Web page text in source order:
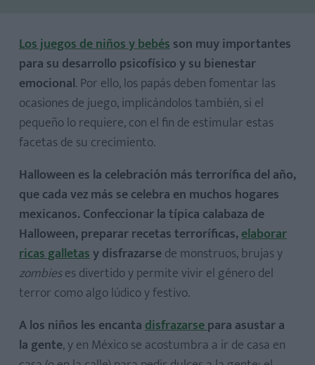
1. Reconstruir el esqueleto
2. Crear una momia
3. La guarida de la araña
5. Sombras de película
Los juegos de niños y bebésson muy importantes
para su desarrollo psicofísico y su bienestar
emocional. Por ello, los papás deben fomentar las
ocasiones de juego, implicándolos también, si el
pequeño lo requiere, con el fin de estimular estas
facetas de su crecimiento.
Halloween es la celebración más terrorífica del año,
que cada vez más se celebra en muchos hogares
mexicanos. Confeccionar la típica calabaza de
Halloween, preparar recetas terroríficas,elaborar
ricas galletasy disfrazarsede monstruos, brujas y
zombieses divertido y permite vivir el género del
terror como algo lúdico y festivo.
A los niños les encantadisfrazarsepara asustar a
la gente, y en México se acostumbra a ir de casa en